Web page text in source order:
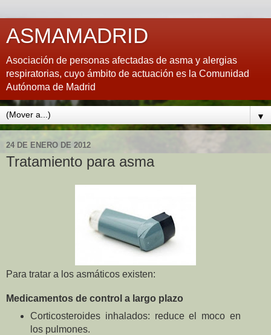
ASMAMADRID
Asociación de personas afectadas de asma y alergias
respiratorias, cuyo ámbito de actuación es la Comunidad
Autónoma de Madrid
▼
24 DE ENERO DE 2012
Tratamiento para asma
Para tratar a los asmáticos existen:
Medicamentos de control a largo plazo
Corticosteroides inhalados: reduce el moco en
los pulmones.